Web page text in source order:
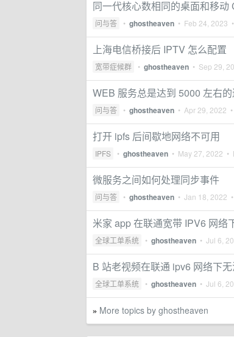
同一代核心数相同的桌面和移
问与答 • ghostheaven • Feb 24, 2023
上海电信桥接后 IPTV 怎么配置
宽带症候群 • ghostheaven • Sep 29,
WEB 服务总是达到 5000 左右
问与答 • ghostheaven • Apr 29, 2022
打开 ipfs 后间歇地网络不可用
IPFS • ghostheaven • May 27, 2022 •
微服务之间如何处理同步事件
问与答 • ghostheaven • Jan 18, 2022
米家 app 在联通宽带 IPV6 网络
全球工单系统 • ghostheaven • Jul 6,
B 站老视频在联通 ipv6 网络下
全球工单系统 • ghostheaven • Jul 6,
» More topics by ghostheaven